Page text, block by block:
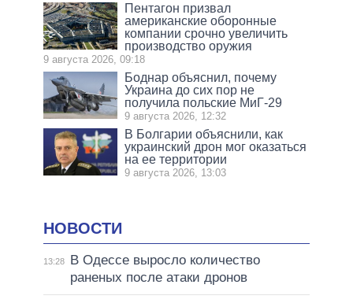
Пентагон призвал
американские оборонные
компании срочно увеличить
производство оружия
9 августа 2026, 09:18
Боднар объяснил, почему
Украина до сих пор не
получила польские МиГ-29
9 августа 2026, 12:32
В Болгарии объяснили, как
украинский дрон мог оказаться
на ее территории
9 августа 2026, 13:03
НОВОСТИ
13:28
В Одессе выросло количество
раненых после атаки дронов